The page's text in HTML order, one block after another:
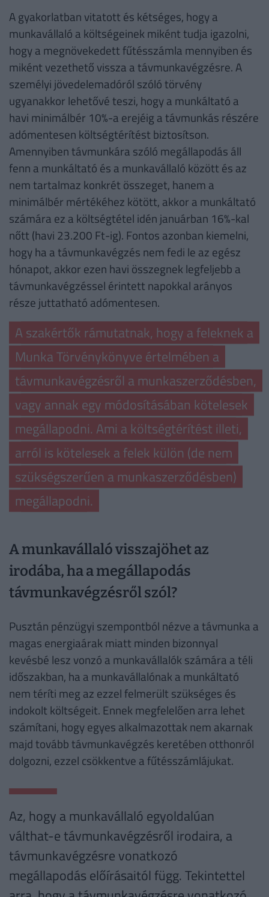
A gyakorlatban vitatott és kétséges, hogy a
munkavállaló a költségeinek miként tudja igazolni,
hogy a megnövekedett fűtésszámla mennyiben és
miként vezethető vissza a távmunkavégzésre. A
személyi jövedelemadóról szóló törvény
ugyanakkor lehetővé teszi, hogy a munkáltató a
havi minimálbér 10%-a erejéig a távmunkás részére
adómentesen költségtérítést biztosítson.
Amennyiben távmunkára szóló megállapodás áll
fenn a munkáltató és a munkavállaló között és az
nem tartalmaz konkrét összeget, hanem a
minimálbér mértékéhez kötött, akkor a munkáltató
számára ez a költségtétel idén januárban 16%-kal
nőtt (havi 23.200 Ft-ig). Fontos azonban kiemelni,
hogy ha a távmunkavégzés nem fedi le az egész
hónapot, akkor ezen havi összegnek legfeljebb a
távmunkavégzéssel érintett napokkal arányos
része juttatható adómentesen.
A szakértők rámutatnak, hogy a feleknek a
Munka Törvénykönyve értelmében a
távmunkavégzésről a munkaszerződésben,
vagy annak egy módosításában kötelesek
megállapodni. Ami a költségtérítést illeti,
arról is kötelesek a felek külön (de nem
szükségszerűen a munkaszerződésben)
megállapodni.
A munkavállaló visszajöhet az
irodába, ha a megállapodás
távmunkavégzésről szól?
Pusztán pénzügyi szempontból nézve a távmunka a
magas energiaárak miatt minden bizonnyal
kevésbé lesz vonzó a munkavállalók számára a téli
időszakban, ha a munkavállalónak a munkáltató
nem téríti meg az ezzel felmerült szükséges és
indokolt költségeit. Ennek megfelelően arra lehet
számítani, hogy egyes alkalmazottak nem akarnak
majd tovább távmunkavégzés keretében otthonról
dolgozni, ezzel csökkentve a fűtésszámlájukat.
Az, hogy a munkavállaló egyoldalúan
válthat-e távmunkavégzésről irodaira, a
távmunkavégzésre vonatkozó
megállapodás előírásaitól függ. Tekintettel